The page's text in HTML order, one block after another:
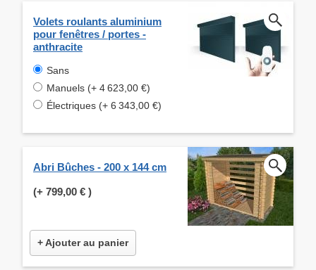
Volets roulants aluminium
pour fenêtres / portes -
anthracite
Sans
Manuels (+ 4 623,00 €)
Électriques (+ 6 343,00 €)
Abri Bûches - 200 x 144 cm
(+ 799,00 € )
+ Ajouter au panier